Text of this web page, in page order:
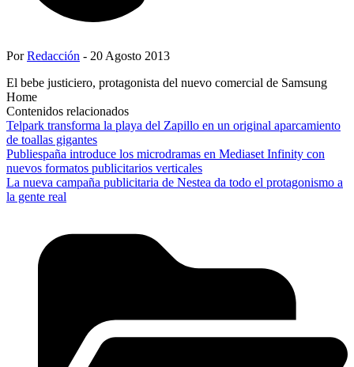
PorRedacción - 20 Agosto 2013
El bebe justiciero, protagonista del nuevo comercial de Samsung
Home
Contenidos relacionados
Telpark transforma la playa del Zapillo en un original aparcamiento
de toallas gigantes
Publiespaña introduce los microdramas en Mediaset Infinity con
nuevos formatos publicitarios verticales
La nueva campaña publicitaria de Nestea da todo el protagonismo a
la gente real